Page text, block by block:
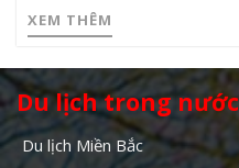
XEM THÊM
Du lịch trong nước
Du lịch Miền Bắc